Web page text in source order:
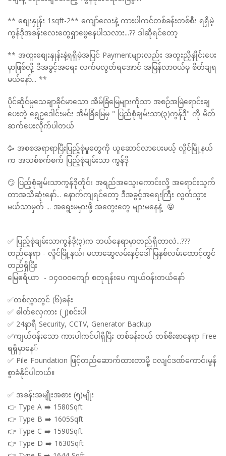
** စျေးနှုန်း 1sqft-2** ကျော်လေးနဲ့ ကားပါကင်တစ်ခန်းတစ်စီး ရရှိမဲ့
ကွန်ဒိုအခန်းလေးတွေရှာဖွေနေပါသလား...?? ဒါဆိုရင်တော့
** အထူးစျေးနှုန်းနဲ့ရရှိမဲ့အပြင် Paymentများလည်း အထူးညှိနှိုင်းပေး
မှာဖြစ်လို့ ဒီအခွင့်အရေး လက်မလွတ်ရအောင် အမြန်လာ၀ယ်မှ စိတ်ချရ
မယ်နော်... **
ပိုင်ဆိုင်မှုသေချာခိုင်မာသော အိမ်ခြံမြေများကိုသာ အစဉ်အမြဲရောင်းချ
ပေးတဲ့ ရွှေဥဒေါင်းမင်း အိမ်ခြံမြေမှ " ပြည်စုံချမ်းသာ(၃)ကွန်ဒို" ကို မိတ်
ဆက်ပေးလိုက်ပါတယ်
🥳 အစစအရာရာပြီးပြည့်စုံမှုတွေကို ယူဆောင်လာပေးမယ့် လှိုင်မြို့နယ်
က အသစ်စက်စက် ပြည့်စုံချမ်းသာ ကွန်ဒို
😏 ပြည့်စုံချမ်းသာကွန်ဒိုတိုင်း အရည်အသွေးကောင်းလို့ အရောင်းသွက်
တာအသိဆုံးနော်... နောက်ကျရင်တော့ ဒီအခွင့်အရေးကြီး လွတ်သွား
မယ်သာမှတ် ... အရွေးမမှားဖို့ အတွေးတွေ များမနေနဲ့ 😝
✅ ပြည့်စုံချမ်းသာကွန်ဒို(၃)က ဘယ်နေရာမှာတည်ရှိတာလဲ...???
တည်နေရာ - လှိုင်မြို့နယ်၊ မဟာဆွေလမ်းနှင့်ဒေါ်မြနှစ်လမ်းထောင့်တွင်
တည်ရှိပြီး
မြေဧရိယာ - ၁၄၀၀၀ကျော် စတုရန်းပေ ကျယ်၀န်းတယ်နော်
✅တစ်လွှာတွင် (၆)ခန်း
✅ ဓါတ်လှေကား (၂)စင်းပါ
✅ 24နာရီ Security, CCTV, Generator Backup
✅ကျယ်ဝန်းသော ကားပါကင်ပါရှိပြီး တစ်ခန်း၀ယ် တစ်စီးစာနေရာ Free
ရရှိမှာနေ်
✅ Pile Foundation ဖြင့်တည်ဆောက်ထားတာမို့ ငလျင်ဒဏ်ကောင်းမွန်
စွာခံနိုင်ပါတယ်။
✅ အခန်းအမျိုးအစား (၅)မျိုး
👉 Type A ➡️ 1580Sqft
👉 Type B ➡️ 1605Sqft
👉 Type C ➡️ 1590Sqft
👉 Type D ➡️ 1630Sqft